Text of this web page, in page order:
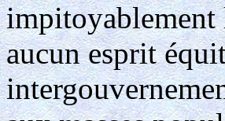
impitoyablement
aucun esprit